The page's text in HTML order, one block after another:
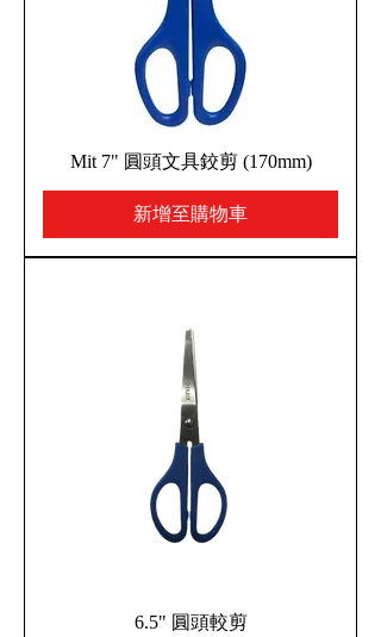
Mit 7" 圓頭文具鉸剪 (170mm)
新增至購物車
6.5" 圓頭較剪